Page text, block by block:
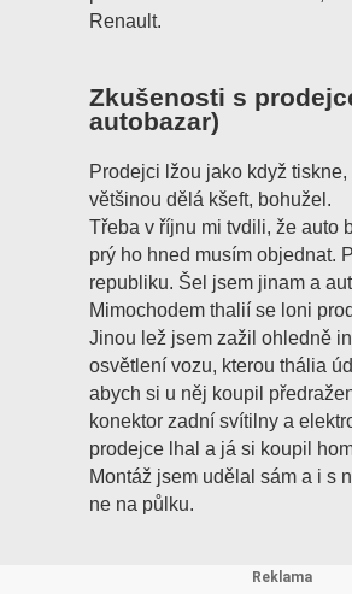
Renault.
Zkušenosti s
autobazar)
Prodejci lžou jako když
většinou dělá kšeft, bohužel.
Třeba v říjnu mi tvdili, že auto
prý ho hned musím objednat.
republiku. Šel jsem jinam a
Mimochodem thalií se loni
Jinou lež jsem zažil ohledně
osvětlení vozu, kterou thália
abych si u něj koupil
konektor zadní svítilny a
prodejce lhal a já si koupil
Montáž jsem udělal sám a i s
ne na půlku.